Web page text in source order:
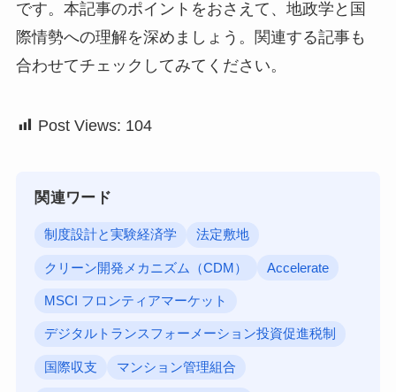
です。本記事のポイントをおさえて、地政学と国
際情勢への理解を深めましょう。関連する記事も
合わせてチェックしてみてください。
Post Views: 104
関連ワード
制度設計と実験経済学 法定敷地
クリーン開発メカニズム（CDM） Accelerate
MSCI フロンティアマーケット
デジタルトランスフォーメーション投資促進税制
国際収支 マンション管理組合